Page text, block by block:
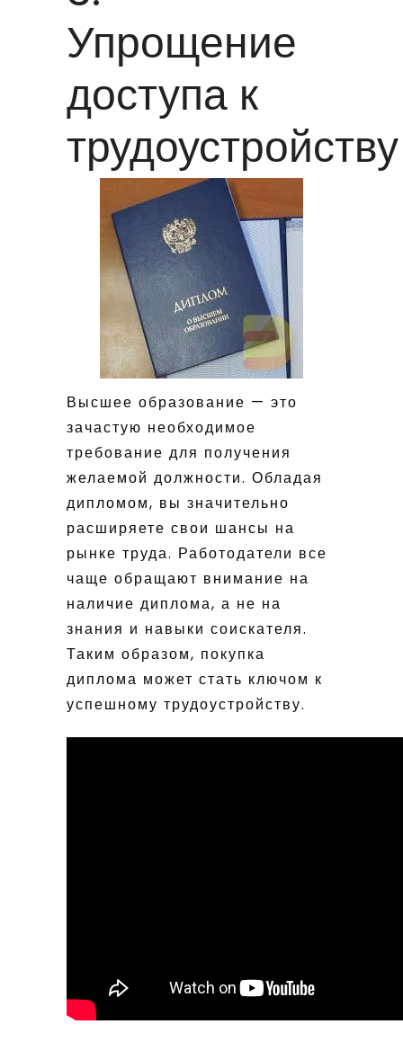
Упрощение
доступа к
трудоустройству
Высшее образование — это
зачастую необходимое
требование для получения
желаемой должности. Обладая
дипломом, вы значительно
расширяете свои шансы на
рынке труда. Работодатели все
чаще обращают внимание на
наличие диплома, а не на
знания и навыки соискателя.
Таким образом, покупка
диплома может стать ключом к
успешному трудоустройству.